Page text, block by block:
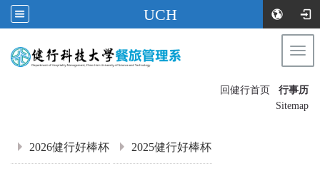
UCH
回健行首页
行事历
Sitemap
2026健行好棒杯
2025健行好棒杯